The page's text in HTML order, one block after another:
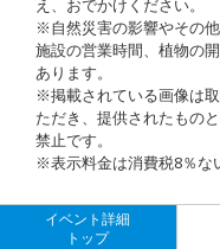
え、おでかけください。
※自然災害の影響やその
施設の営業時間、植物の
あります。
※掲載されている画像は
ただき、提供されたもの
禁止です。
※表示料金は消費税8％な
イベント詳細
トップ